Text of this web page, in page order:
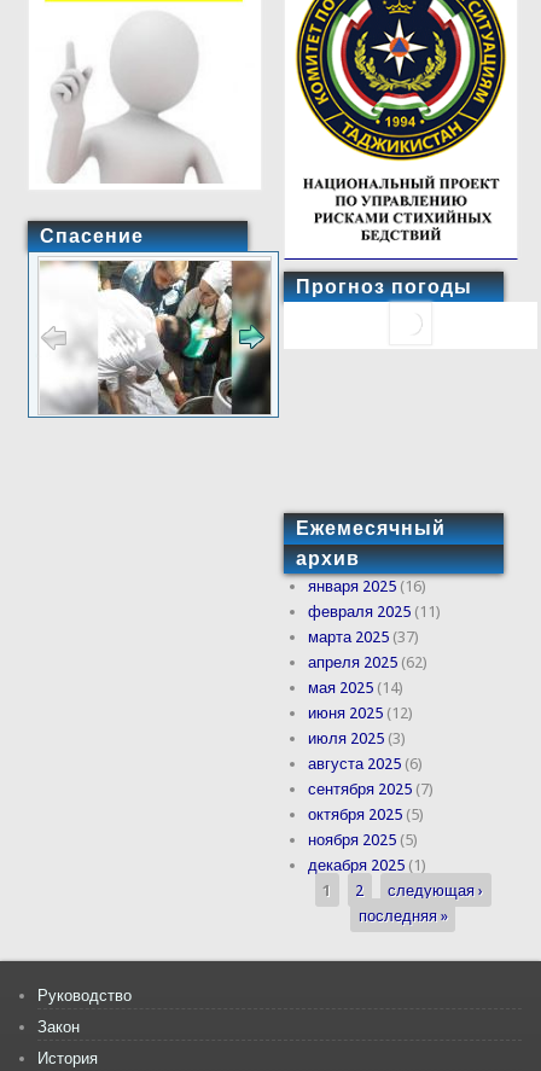
Спасение
Прогноз погоды
Ежемесячный
архив
января 2025 (16)
февраля 2025 (11)
марта 2025 (37)
апреля 2025 (62)
мая 2025 (14)
июня 2025 (12)
июля 2025 (3)
августа 2025 (6)
сентября 2025 (7)
октября 2025 (5)
ноября 2025 (5)
декабря 2025 (1)
Страницы
1 2
следующая ›
последняя »
Руководство
Закон
История